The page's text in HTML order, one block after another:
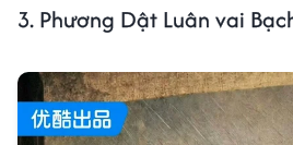
3. Phương Dật Luân vai